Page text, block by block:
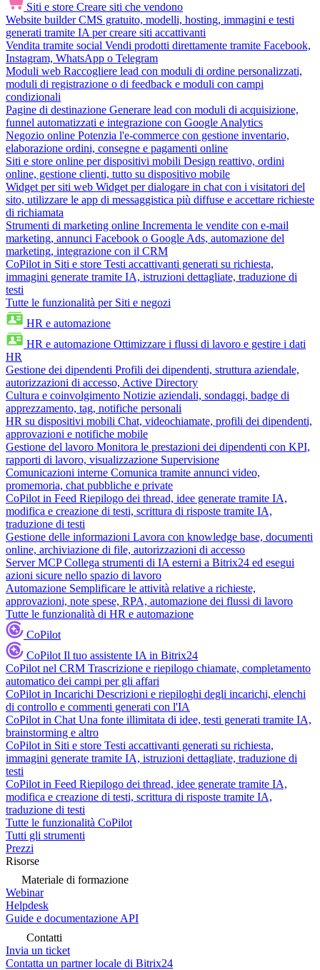
Siti e store Creare siti che vendono
Website builder CMS gratuito, modelli, hosting, immagini e testi
generati tramite IA per creare siti accattivanti
Vendita tramite social Vendi prodotti direttamente tramite Facebook,
Instagram, WhatsApp o Telegram
Moduli web Raccogliere lead con moduli di ordine personalizzati,
moduli di registrazione o di feedback e moduli con campi
condizionali
Pagine di destinazione Generare lead con moduli di acquisizione,
funnel automatizzati e integrazione con Google Analytics
Negozio online Potenzia l'e-commerce con gestione inventario,
elaborazione ordini, consegne e pagamenti online
Siti e store online per dispositivi mobili Design reattivo, ordini
online, gestione clienti, tutto su dispositivo mobile
Widget per siti web Widget per dialogare in chat con i visitatori del
sito, utilizzare le app di messaggistica più diffuse e accettare richieste
di richiamata
Strumenti di marketing online Incrementa le vendite con e-mail
marketing, annunci Facebook o Google Ads, automazione del
marketing, integrazione con il CRM
CoPilot in Siti e store Testi accattivanti generati su richiesta,
immagini generate tramite IA, istruzioni dettagliate, traduzione di
testi
Tutte le funzionalità per Siti e negozi
HR e automazione
HR e automazione Ottimizzare i flussi di lavoro e gestire i dati
HR
Gestione dei dipendenti Profili dei dipendenti, struttura aziendale,
autorizzazioni di accesso, Active Directory
Cultura e coinvolgimento Notizie aziendali, sondaggi, badge di
apprezzamento, tag, notifiche personali
HR su dispositivi mobili Chat, videochiamate, profili dei dipendenti,
approvazioni e notifiche mobile
Gestione del lavoro Monitora le prestazioni dei dipendenti con KPI,
rapporti di lavoro, visualizzazione Supervisione
Comunicazioni interne Comunica tramite annunci video,
promemoria, chat pubbliche e private
CoPilot in Feed Riepilogo dei thread, idee generate tramite IA,
modifica e creazione di testi, scrittura di risposte tramite IA,
traduzione di testi
Gestione delle informazioni Lavora con knowledge base, documenti
online, archiviazione di file, autorizzazioni di accesso
Server MCP Collega strumenti di IA esterni a Bitrix24 ed esegui
azioni sicure nello spazio di lavoro
Automazione Semplificare le attività relative a richieste,
approvazioni, note spese, RPA, automazione dei flussi di lavoro
Tutte le funzionalità di HR e automazione
CoPilot
CoPilot Il tuo assistente IA in Bitrix24
CoPilot nel CRM Trascrizione e riepilogo chiamate, completamento
automatico dei campi per gli affari
CoPilot in Incarichi Descrizioni e riepiloghi degli incarichi, elenchi
di controllo e commenti generati con l'IA
CoPilot in Chat Una fonte illimitata di idee, testi generati tramite IA,
brainstorming e altro
CoPilot in Siti e store Testi accattivanti generati su richiesta,
immagini generate tramite IA, istruzioni dettagliate, traduzione di
testi
CoPilot in Feed Riepilogo dei thread, idee generate tramite IA,
modifica e creazione di testi, scrittura di risposte tramite IA,
traduzione di testi
Tutte le funzionalità CoPilot
Tutti gli strumenti
Prezzi
Risorse
Materiale di formazione
Webinar
Helpdesk
Guide e documentazione API
Contatti
Invia un ticket
Contatta un partner locale di Bitrix24